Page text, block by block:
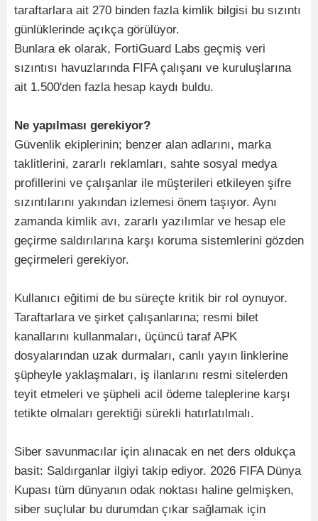
taraftarlara ait 270 binden fazla kimlik bilgisi bu sızıntı
günlüklerinde açıkça görülüyor.
Bunlara ek olarak, FortiGuard Labs geçmiş veri
sızıntısı havuzlarında FIFA çalışanı ve kuruluşlarına
ait 1.500'den fazla hesap kaydı buldu.
Ne yapılması gerekiyor?
Güvenlik ekiplerinin; benzer alan adlarını, marka
taklitlerini, zararlı reklamları, sahte sosyal medya
profillerini ve çalışanlar ile müşterileri etkileyen şifre
sızıntılarını yakından izlemesi önem taşıyor. Aynı
zamanda kimlik avı, zararlı yazılımlar ve hesap ele
geçirme saldırılarına karşı koruma sistemlerini gözden
geçirmeleri gerekiyor.
Kullanıcı eğitimi de bu süreçte kritik bir rol oynuyor.
Taraftarlara ve şirket çalışanlarına; resmi bilet
kanallarını kullanmaları, üçüncü taraf APK
dosyalarından uzak durmaları, canlı yayın linklerine
şüpheyle yaklaşmaları, iş ilanlarını resmi sitelerden
teyit etmeleri ve şüpheli acil ödeme taleplerine karşı
tetikte olmaları gerektiği sürekli hatırlatılmalı.
Siber savunmacılar için alınacak en net ders oldukça
basit: Saldırganlar ilgiyi takip ediyor. 2026 FIFA Dünya
Kupası tüm dünyanın odak noktası haline gelmişken,
siber suçlular bu durumdan çıkar sağlamak için